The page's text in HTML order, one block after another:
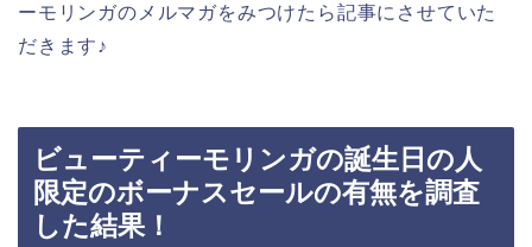
ーモリンガのメルマガをみつけたら記事にさせていた
だきます♪
ビューティーモリンガの誕生日の人
限定のボーナスセールの有無を調査
した結果！